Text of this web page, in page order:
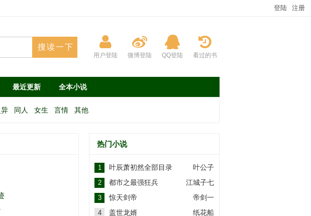
登陆 注册
看过的书
QQ登陆
微博登陆
用户登陆
最近更新 全本小说
异 同人 女生 言情 其他
热门小说
1 叶公子
叶辰萧初然全部目录
2 江城子七
都市之最强狂兵
3 帝剑一
惊天剑帝
4 纸花船
盖世龙婿